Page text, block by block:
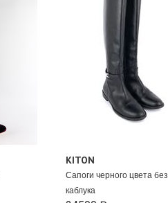
KITON
Сапоги черного цвета без
каблука